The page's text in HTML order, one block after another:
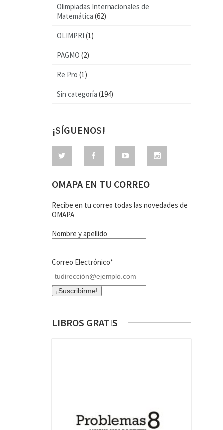
Olimpiadas Internacionales de
Matemática (62)
OLIMPRI (1)
PAGMO (2)
Re Pro (1)
Sin categoría (194)
¡SÍGUENOS!
OMAPA EN TU CORREO
Recibe en tu correo todas las novedades de
OMAPA
Nombre y apellido
Correo Electrónico*
LIBROS GRATIS